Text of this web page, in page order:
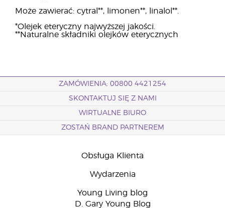
Może zawierać: cytral**, limonen**, linalol**.
*Olejek eteryczny najwyższej jakości.
**Naturalne składniki olejków eterycznych
ZAMÓWIENIA: 00800 4421254
SKONTAKTUJ SIĘ Z NAMI
WIRTUALNE BIURO
ZOSTAŃ BRAND PARTNEREM
Obsługa Klienta
Wydarzenia
Young Living blog
D. Gary Young Blog